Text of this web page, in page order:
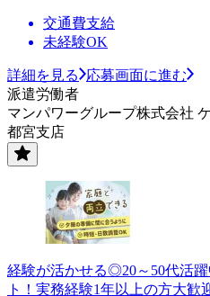
交通費支給
未経験OK
詳細を見る
応募画面に進む
派遣労働者
マンパワーグループ株式会社
都宮支店
経験が活かせる◎20～50代活
ト！実務経験1年以上の方大